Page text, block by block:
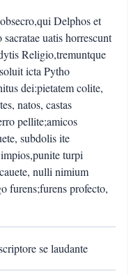
Delphos et
uatis horrescunt
Religio,tremuntque
icta Pytho
dei:pietatem colite,
natos, castas
pellite;amicos
subdolis ite
turpi
nulli nimium
furens;furens profecto,
se laudante